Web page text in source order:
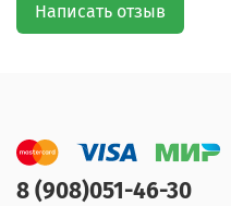
Написать отзыв
8 (908)051-46-30